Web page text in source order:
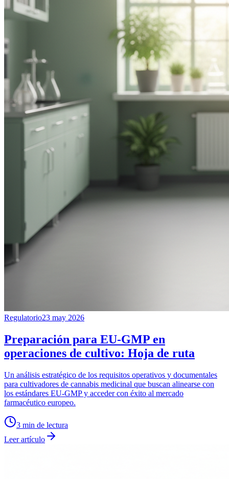
Regulatorio23 may 2026
Preparación para EU-GMP en
operaciones de cultivo: Hoja de ruta
Un análisis estratégico de los requisitos operativos y documentales
para cultivadores de cannabis medicinal que buscan alinearse con
los estándares EU-GMP y acceder con éxito al mercado
farmacéutico europeo.
3 min de lectura
Leer artículo